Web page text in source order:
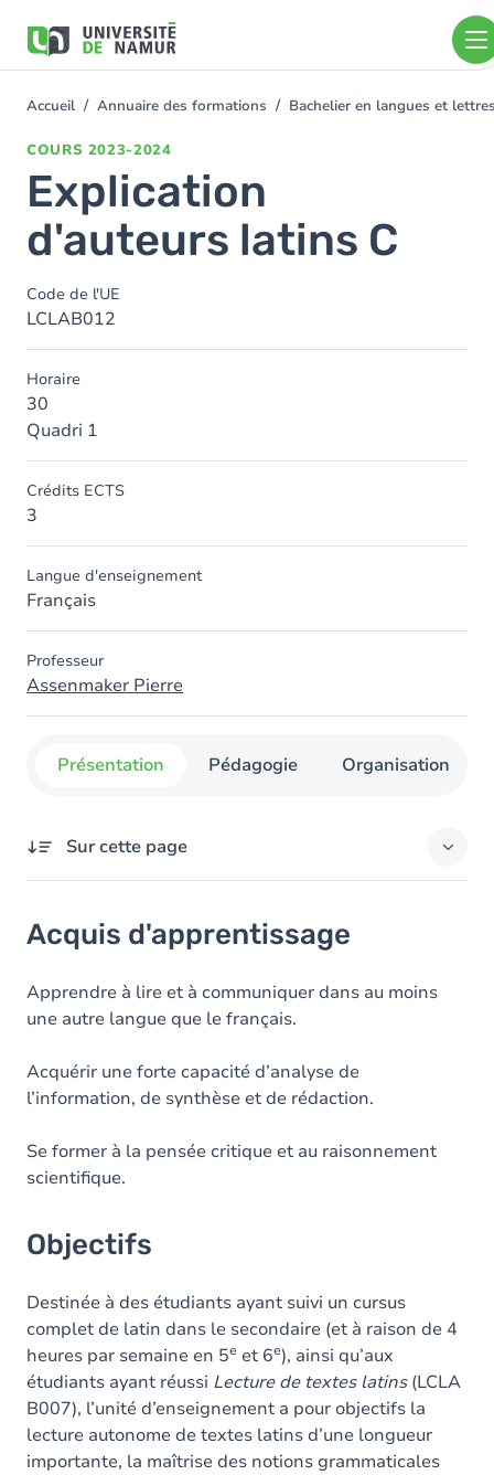
contenu
You
Accueil Annuaire des formations Bachelier en langues et
COURS 2023-2024
Explication
d'auteurs latins C
Code de l'UE
LCLAB012
Horaire
30
Quadri 1
Crédits ECTS
3
Langue d'enseignement
Français
Professeur
Assenmaker Pierre
Présentation Pédagogie Organisation
Sur cette page
Objectifs
Contenu
Acquis d'apprentissage
Apprendre à lire et à communiquer dans au moins
une autre langue que le français.
Acquérir une forte capacité d’analyse de
l’information, de synthèse et de rédaction.
Se former à la pensée critique et au raisonnement
scientifique.
Objectifs
Destinée à des étudiants ayant suivi un cursus
complet de latin dans le secondaire (et à raison de 4
heures par semaine en 5e et 6e), ainsi qu’aux
étudiants ayant réussi Lecture de textes latins(LCLA
B007), l’unité d’enseignement a pour objectifs la
lecture autonome de textes latins d’une longueur
importante, la maîtrise des notions grammaticales